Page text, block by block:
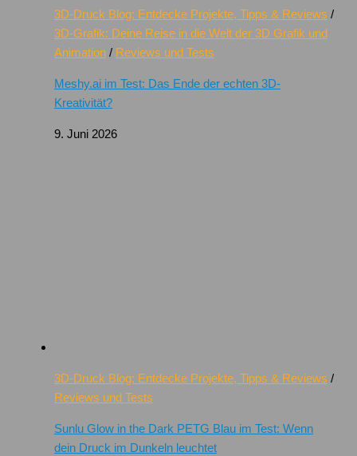
3D-Druck Blog: Entdecke Projekte, Tipps & Reviews /
3D-Grafik: Deine Reise in die Welt der 3D Grafik und
Animation / Reviews und Tests
Meshy.ai im Test: Das Ende der echten 3D-
Kreativität?
9. Juni 2026
3D-Druck Blog: Entdecke Projekte, Tipps & Reviews /
Reviews und Tests
Sunlu Glow in the Dark PETG Blau im Test: Wenn
dein Druck im Dunkeln leuchtet